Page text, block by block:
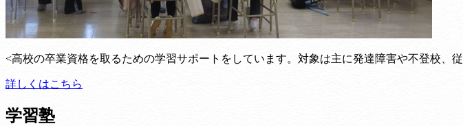
<高校の卒業資格を取るための学習サポートをしています。対象は主に発達障害や不登校、
詳しくはこちら
学習塾